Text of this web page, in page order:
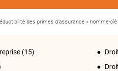
des primes d’assurance « homme-
(15)